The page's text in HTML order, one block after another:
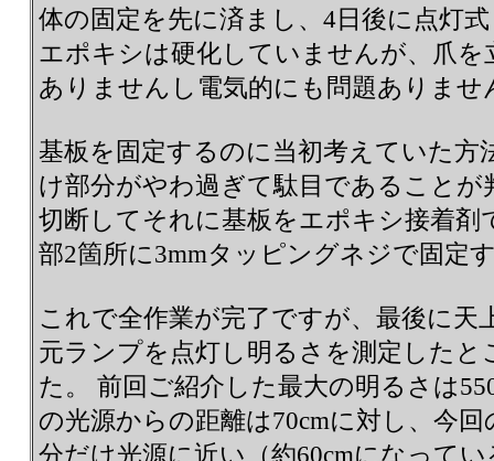
体の固定を先に済まし、4日後に点灯
エポキシは硬化していませんが、爪
ありませんし電気的にも問題ありませ
基板を固定するのに当初考えていた方
け部分がやわ過ぎて駄目であること
切断してそれに基板をエポキシ接着剤
部2箇所に3mmタッピングネジで固定
これで全作業が完了ですが、最後に天
元ランプを点灯し明るさを測定した
た。 前回ご紹介した最大の明るさは
の光源からの距離は70cmに対し、今
分だけ光源に近い（約60cmになって